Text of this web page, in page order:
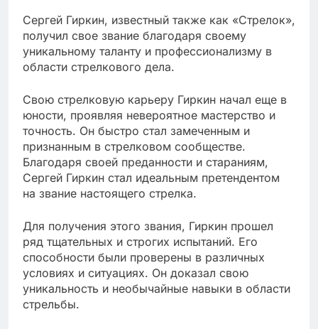
Сергей Гиркин, известный также как «Стрелок»,
получил свое звание благодаря своему
уникальному таланту и профессионализму в
области стрелкового дела.
Свою стрелковую карьеру Гиркин начал еще в
юности, проявляя невероятное мастерство и
точность. Он быстро стал замеченным и
признанным в стрелковом сообществе.
Благодаря своей преданности и стараниям,
Сергей Гиркин стал идеальным претендентом
на звание настоящего стрелка.
Для получения этого звания, Гиркин прошел
ряд тщательных и строгих испытаний. Его
способности были проверены в различных
условиях и ситуациях. Он доказал свою
уникальность и необычайные навыки в области
стрельбы.